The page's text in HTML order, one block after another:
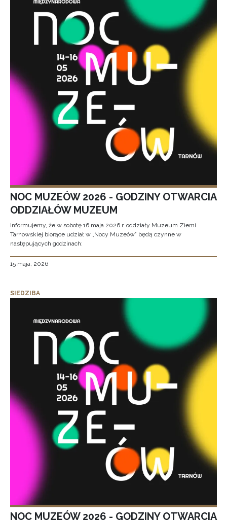
NOC MUZEÓW 2026 - GODZINY OTWARCIA
ODDZIAŁÓW MUZEUM
Informujemy, że w sobotę 16 maja 2026 r. oddziały Muzeum Ziemi
Tarnowskiej biorące udział w „Nocy Muzeów” będą czynne w
następujących godzinach:
15 maja, 2026
SIEDZIBA
NOC MUZEÓW 2026 - GODZINY OTWARCIA